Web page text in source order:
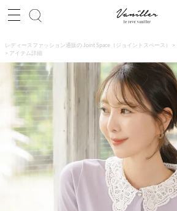
レディースファッション通販の Joint Space（ジョイントスペース）
アイテム詳細